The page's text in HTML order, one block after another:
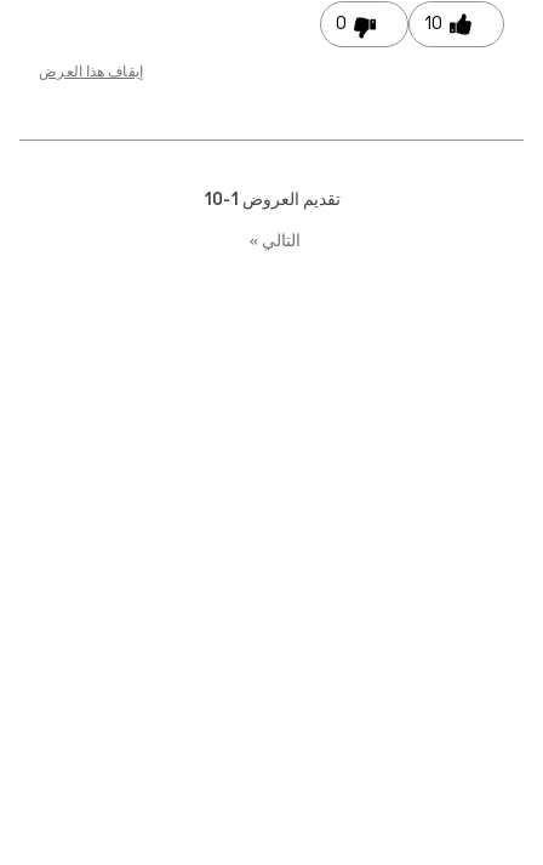
10
0
إيقاف هذا العرض
تقديم العروض1-10
التالي»